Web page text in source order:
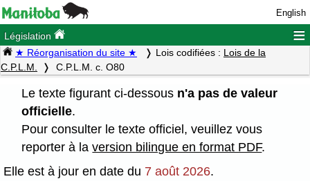
English
Législation ≡
★ Réorganisation du site ★ Lois codifiées : Lois de la
C.P.L.M.
C.P.L.M. c. O80
Le texte figurant ci-dessous n'a pas de valeur
officielle.
Pour consulter le texte officiel, veuillez vous
reporter à laversion bilingue en format PDF.
Elle est à jour en date du 7 août 2026.